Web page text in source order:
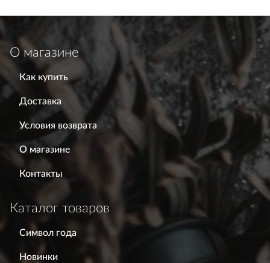
О магазине
Как купить
Доставка
Условия возврата
О магазине
Контакты
Каталог товаров
Символ года
Новинки